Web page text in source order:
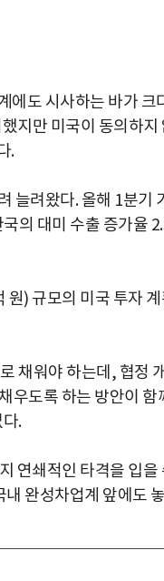
도 시사하는 바가 크
지만 미국이 동의하지
.
늘려왔다. 올해 1분기
의 대미 수출 증가율
) 규모의 미국 투자
채워야 하는데, 협정
우도록 하는 방안이 함
.
연쇄적인 타격을 입을
완성차업계 앞에도
박지수 아